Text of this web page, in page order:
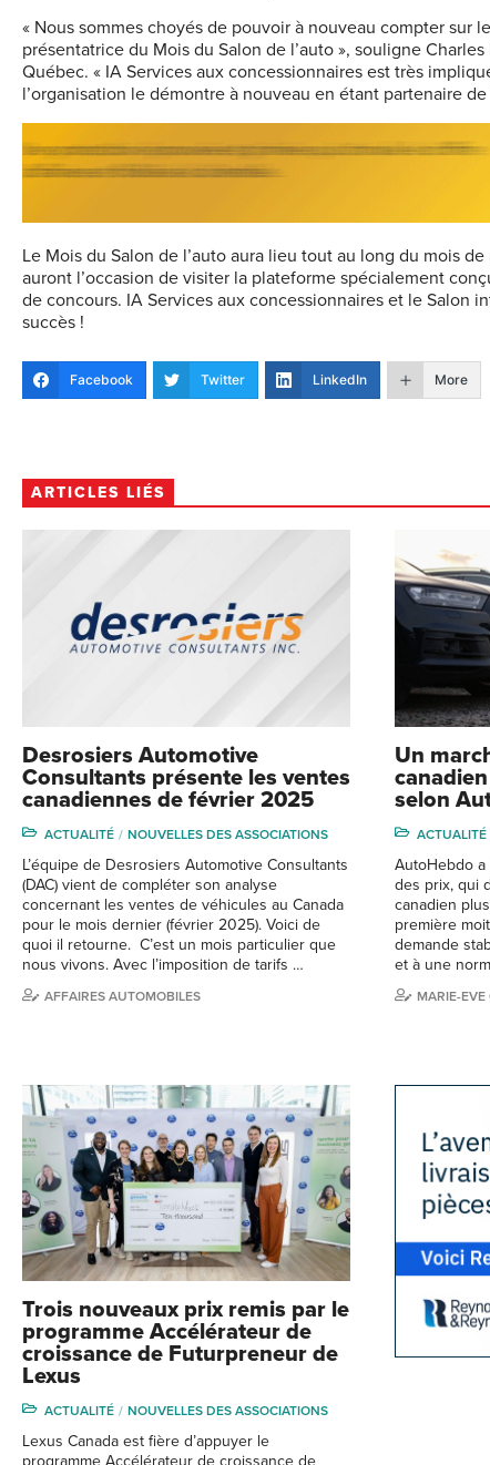
« Nous sommes choyés de pouvoir à nouveau compter sur
présentatrice du Mois du Salon de l’auto », souligne
Québec. « IA Services aux concessionnaires est très
l’organisation le démontre à nouveau en étant partenaire
Le Mois du Salon de l’auto aura lieu tout au long du mois
auront l’occasion de visiter la plateforme spécialement
de concours. IA Services aux concessionnaires et le Salon
succès !
Facebook Twitter LinkedIn More
ARTICLES LIÉS
Desrosiers Automotive
Consultants présente les ventes
canadiennes de février 2025
ACTUALITÉ NOUVELLES DES ASSOCIATIONS
L’équipe de Desrosiers Automotive Consultants
(DAC) vient de compléter son analyse
concernant les ventes de véhicules au Canada
pour le mois dernier (février 2025). Voici de
quoi il retourne. C’est un mois particulier que
nous vivons. Avec l’imposition de tarifs …
AFFAIRES AUTOMOBILES
Un
selon
ACTUALITÉ
AutoHebdo
des prix, qui
canadien
première
demande
et à une
MARIE-EVE
Trois nouveaux prix remis par le
programme Accélérateur de
croissance de Futurpreneur de
Lexus
ACTUALITÉ NOUVELLES DES ASSOCIATIONS
Lexus Canada est fière d’appuyer le